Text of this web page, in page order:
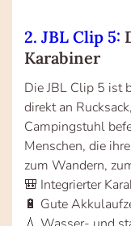
2. JBL Clip 5:
Karabiner
Die JBL Clip 5 ist
direkt an
Campingstuhl
Menschen, die
zum Wandern,
🎒 Integrierter
🔋 Gute